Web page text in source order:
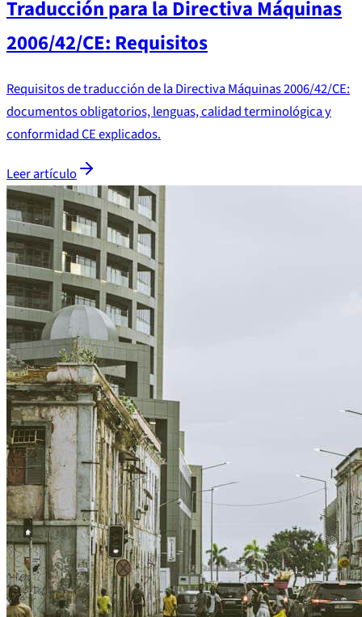
Traducción para la Directiva Máquinas
2006/42/CE: Requisitos
Requisitos de traducción de la Directiva Máquinas 2006/42/CE:
documentos obligatorios, lenguas, calidad terminológica y
conformidad CE explicados.
Leer artículo